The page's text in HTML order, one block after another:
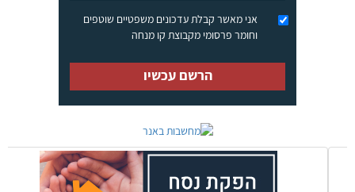
אני מאשר קבלת עדכונים משפטיים שוטפים
וחומר פרסומי מקבוצת קו מנחה
הרשם עכשיו